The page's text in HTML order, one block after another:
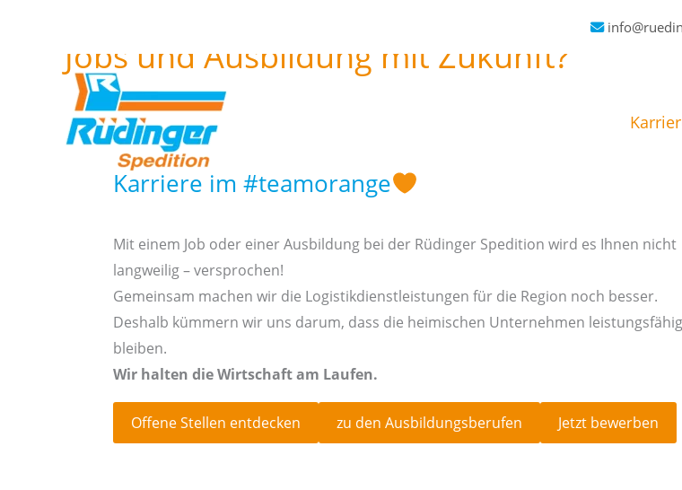
springenJobs und Ausbildung mit Zukunft?
Karriere im #teamorange
Mit einem Job oder einer Ausbildung bei der Rüdinger Spedition wird es Ihnen nicht
langweilig – versprochen!
Gemeinsam machen wir die Logistikdienstleistungen für die Region noch besser.
Deshalb kümmern wir uns darum, dass die heimischen Unternehmen leistungsfähig
bleiben.
Wir halten die Wirtschaft am Laufen.
Offene Stellen entdecken zu den Ausbildungsberufen Jetzt bewerben